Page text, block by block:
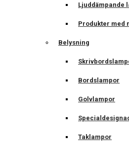
Ljuddämpande
Produkter med
Belysning
Bordslampor
Golvlampor
Taklampor